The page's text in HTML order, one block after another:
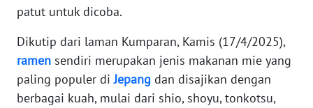
patut untuk dicoba.
Dikutip dari laman Kumparan, Kamis (17/4/2025),
ramen sendiri merupakan jenis makanan mie yang
paling populer diJepang dan disajikan dengan
berbagai kuah, mulai dari shio, shoyu, tonkotsu,
PEDOMAN
MEDIA
SIBER
REDAKSI